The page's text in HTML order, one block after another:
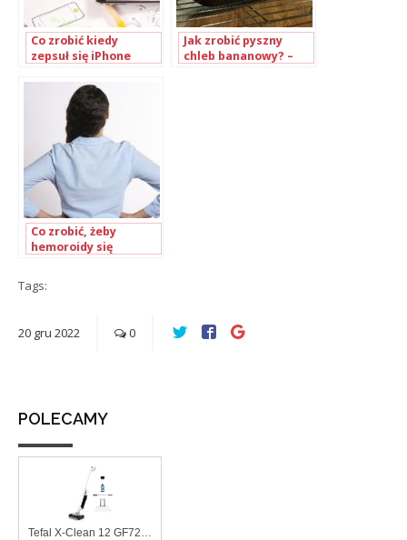
Co zrobić kiedy
zepsuł się iPhone
Jak zrobić pyszny
chleb bananowy? –
Co zrobić, żeby
hemoroidy się
Tags:
20 gru 2022 0
POLECAMY
Tefal X-Clean 12 GF7257F1